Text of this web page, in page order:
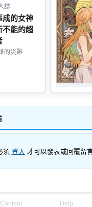
誌
成的女神
不能的超
的災難
須 登入 才可以發表或回覆留
Content Help